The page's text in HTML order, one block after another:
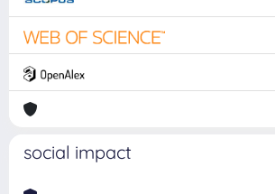
social impact